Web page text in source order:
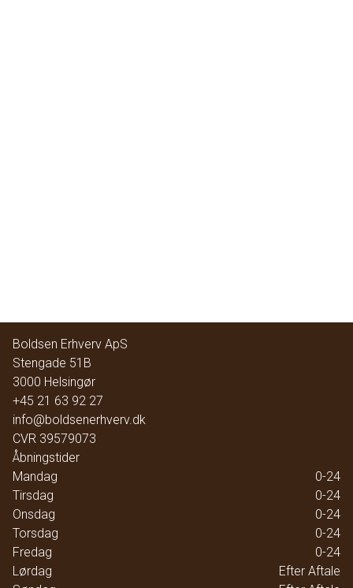
Boldsen Erhverv ApS
Stengade 51B
3000 Helsingør
+45 21 63 92 27
info@boldsenerhverv.dk
CVR 39579073
Åbningstider
Mandag
0-24
Tirsdag
0-24
Onsdag
0-24
Torsdag
0-24
Fredag
0-24
Lørdag
Efter Aftale